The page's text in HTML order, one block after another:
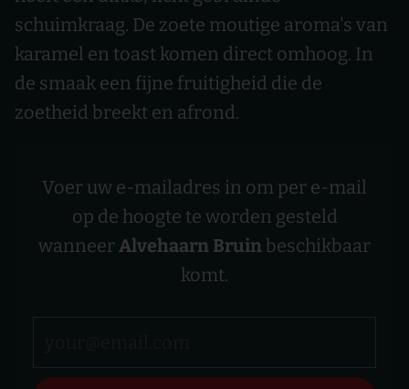
schuimkraag. De zoete moutige aroma's van
karamel en toast komen direct omhoog. In
de smaak een fijne fruitigheid die de
zoetheid breekt en afrond.
Voer uw e-mailadres in om per e-mail
op de hoogte te worden gesteld
wanneer Alvehaarn Bruin beschikbaar
komt.